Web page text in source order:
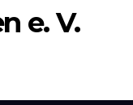
e. V.